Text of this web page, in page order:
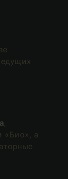
«Био», а